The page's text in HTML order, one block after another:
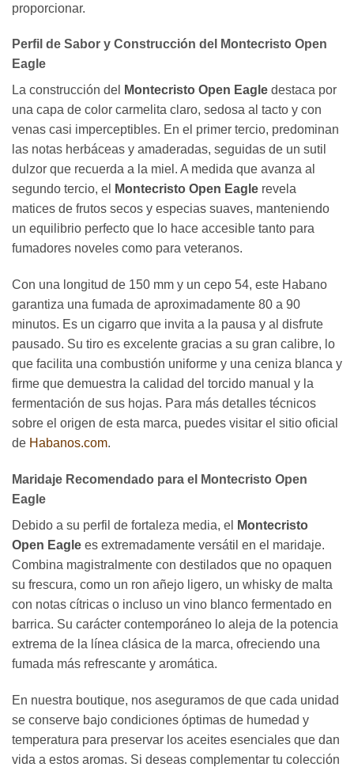
proporcionar.
Perfil de Sabor y Construcción del Montecristo Open
Eagle
La construcción del
Montecristo Open Eagle destaca por
una capa de color carmelita claro, sedosa al tacto y con
venas casi imperceptibles. En el primer tercio, predominan
las notas herbáceas y amaderadas, seguidas de un sutil
dulzor que recuerda a la miel. A medida que avanza al
segundo tercio, el
Montecristo Open Eagle revela
matices de frutos secos y especias suaves, manteniendo
un equilibrio perfecto que lo hace accesible tanto para
fumadores noveles como para veteranos.
Con una longitud de 150 mm y un cepo 54, este Habano
garantiza una fumada de aproximadamente 80 a 90
minutos. Es un cigarro que invita a la pausa y al disfrute
pausado. Su tiro es excelente gracias a su gran calibre, lo
que facilita una combustión uniforme y una ceniza blanca y
firme que demuestra la calidad del torcido manual y la
fermentación de sus hojas. Para más detalles técnicos
sobre el origen de esta marca, puedes visitar el sitio oficial
de Habanos.com.
Maridaje Recomendado para el Montecristo Open
Eagle
Debido a su perfil de fortaleza media, el
Montecristo
Open Eagle es extremadamente versátil en el maridaje.
Combina magistralmente con destilados que no opaquen
su frescura, como un ron añejo ligero, un whisky de malta
con notas cítricas o incluso un vino blanco fermentado en
barrica. Su carácter contemporáneo lo aleja de la potencia
extrema de la línea clásica de la marca, ofreciendo una
fumada más refrescante y aromática.
En nuestra boutique, nos aseguramos de que cada unidad
se conserve bajo condiciones óptimas de humedad y
temperatura para preservar los aceites esenciales que dan
vida a estos aromas. Si deseas complementar tu colección